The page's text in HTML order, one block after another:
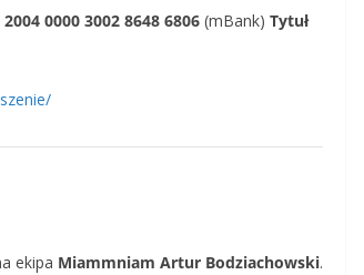
0000 3002 8648 6806 (mBank) Tytuł
ekipa Miammniam Artur Bodziachowski.